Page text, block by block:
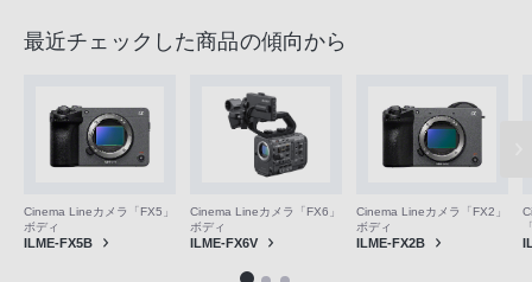
最近チェックした商品の傾向から
Cinema Lineカメラ「FX5」
ボディ
ILME-FX5B
Cinema Lineカメラ「FX6」
ボディ
ILME-FX6V
Cinema Lineカメラ「FX2」
ボディ
ILME-FX2B